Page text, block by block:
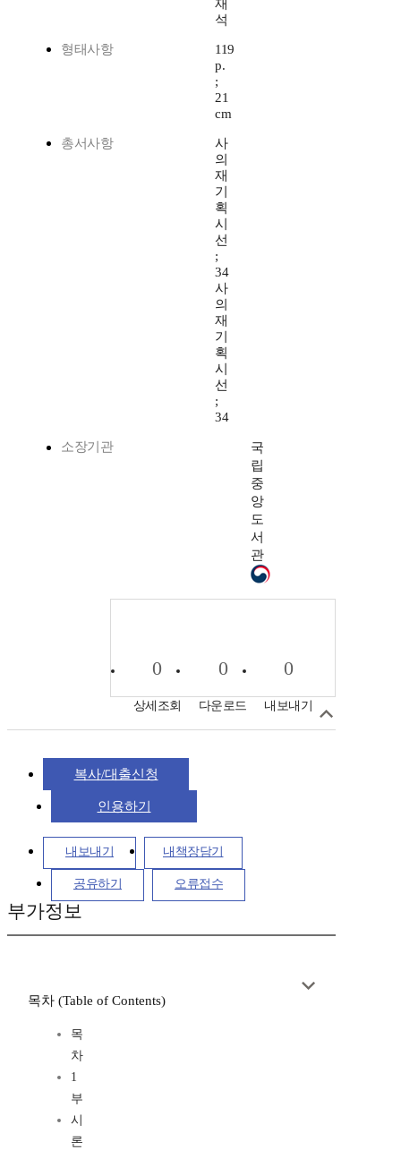
재
석
형태사항
119
p.
;
21
cm
총서사항
사
의
재
기
획
시
선
;
34
사
의
재
기
획
시
선
;
34
소장기관
국
립
중
앙
도
서
관
0
상세조회
0
다운로드
0
내보내기
복사/대출신청
인용하기
내보내기 내책장담기
공유하기 오류접수
부가정보
목차 (Table of Contents)
목
차
1
부
시
론